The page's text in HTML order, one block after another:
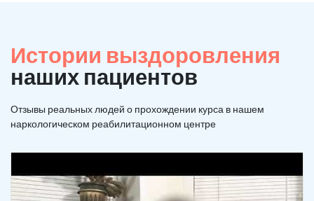
Истории выздоровления
наших пациентов
Отзывы реальных людей о прохождении курса в нашем
наркологическом реабилитационном центре